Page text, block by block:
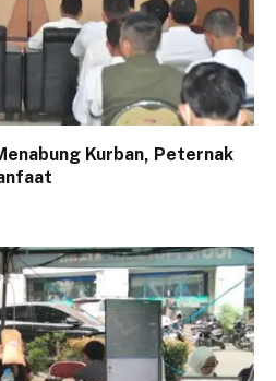
Kurban, Peternak